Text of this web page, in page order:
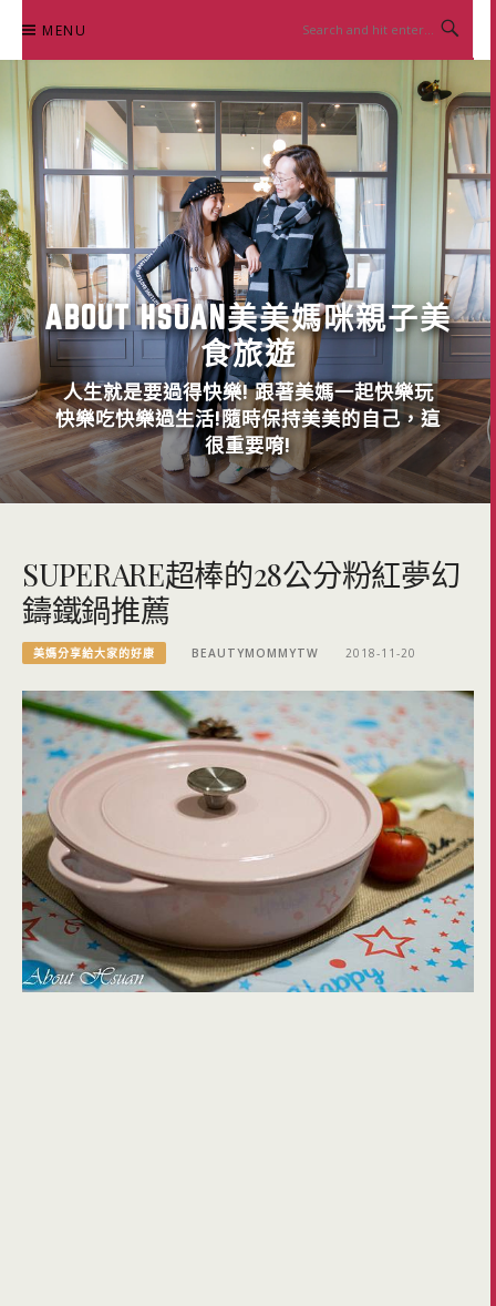
content
MENU
ABOUT HSUAN美美媽咪親子美
食旅遊
人生就是要過得快樂! 跟著美媽一起快樂玩
快樂吃快樂過生活!隨時保持美美的自己，這
很重要唷!
SUPERARE超棒的28公分粉紅夢幻
鑄鐵鍋推薦
美媽分享給大家的好康 BEAUTYMOMMYTW 2018-11-20